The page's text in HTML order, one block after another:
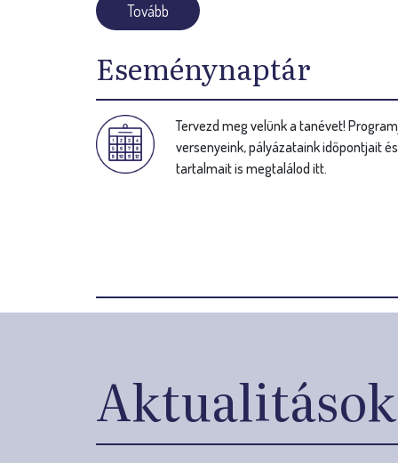
Tovább
Eseménynaptár
Tervezd meg velünk a tanévet!
versenyeink, pályázataink időpontjait
tartalmait is megtalálod itt.
Aktualitások